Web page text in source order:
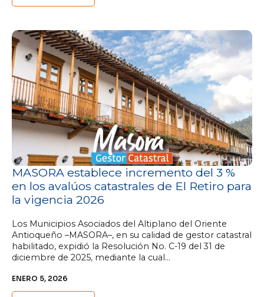
MASORA establece incremento del 3 %
en los avalúos catastrales de El Retiro para
la vigencia 2026
ENERO 5, 2026
Los Municipios Asociados del Altiplano del Oriente
Antioqueño –MASORA–, en su calidad de gestor catastral
habilitado, expidió la Resolución No. C-19 del 31 de
diciembre de 2025, mediante la cual…